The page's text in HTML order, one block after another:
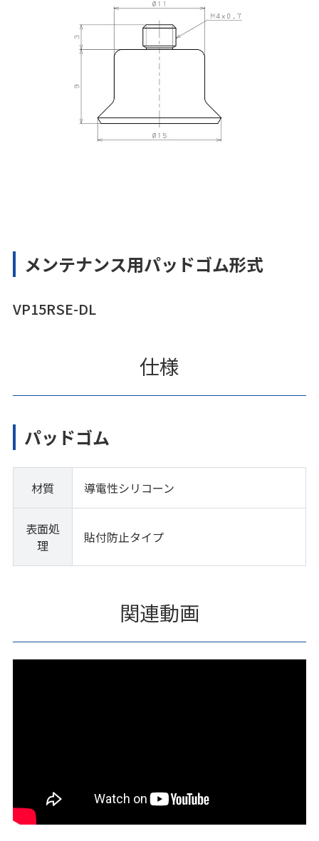
メンテナンス用パッドゴム形式
VP15RSE-DL
仕様
パッドゴム
材質 導電性シリコーン
表面処
理
貼付防止タイプ
関連動画